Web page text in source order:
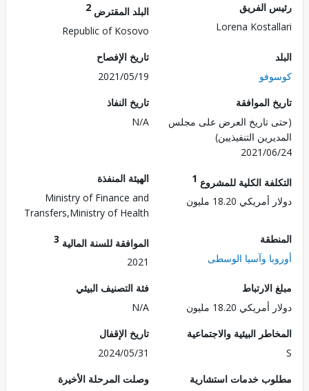
الفريق
Lorena
البلد المقترض
Republic of Kosovo
تاريخ الإفصاح
2021/05/19
الموافقة
تاريخ العرض على مجلس
التنفيذيين)
2021/
تاريخ النفاذ
N/A
الكلية للمشروع1
18.20 مليون
الهيئة المنفذة
Ministry of Finance and
Transfers,Ministry of Health
وآسيا الوسطى
الموافقة للسنة المالية3
18.20 مليون
فئة التصنيف البيئي
البيئية والاجتماعية
تاريخ الإقفال
2024/05/31
خدمات استشارية
وصلت المرحلة الأخيرة